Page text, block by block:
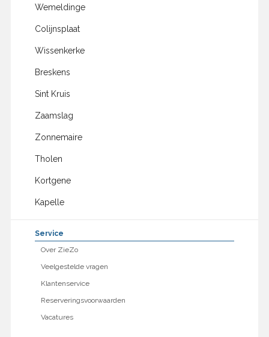
Wemeldinge
Colijnsplaat
Wissenkerke
Breskens
Sint Kruis
Zaamslag
Zonnemaire
Tholen
Kortgene
Kapelle
Service
Over ZieZo
Veelgestelde vragen
Klantenservice
Reserveringsvoorwaarden
Vacatures